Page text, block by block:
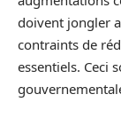
doivent jongler
contraints de
essentiels. Ceci